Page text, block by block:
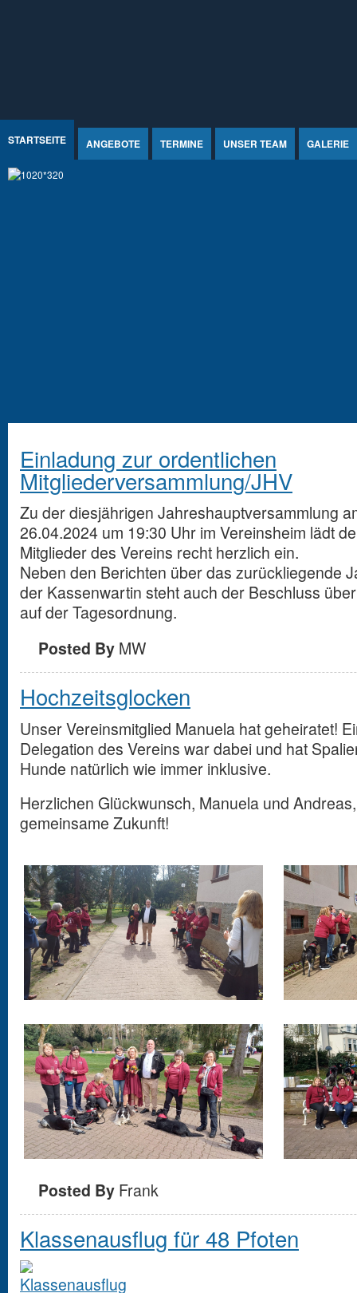
STARTSEITE ANGEBOTE TERMINE UNSER TEAM GALERIE
Einladung zur ordentlichen
Mitgliederversammlung/JHV
Zu der diesjährigen Jahreshauptversammlung
26.04.2024 um 19:30 Uhr im Vereinsheim lädt
Mitglieder des Vereins recht herzlich ein.
Neben den Berichten über das zurückliegende
der Kassenwartin steht auch der Beschluss
auf der Tagesordnung.
Posted By MW
Hochzeitsglocken
Unser Vereinsmitglied Manuela hat geheiratet!
Delegation des Vereins war dabei und hat
Hunde natürlich wie immer inklusive.
Herzlichen Glückwunsch, Manuela und
gemeinsame Zukunft!
Posted By Frank
Klassenausflug für 48 Pfoten